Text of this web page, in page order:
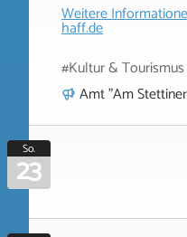
Weitere
haff.de
#Kultur &
Amt "Am
So.
23